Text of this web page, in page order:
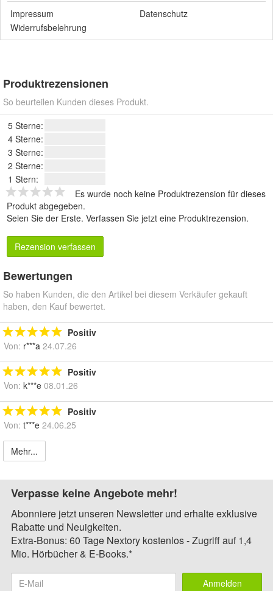
Impressum
Datenschutz
Widerrufsbelehrung
Produktrezensionen
So beurteilen Kunden dieses Produkt.
5 Sterne:
4 Sterne:
3 Sterne:
2 Sterne:
1 Stern:
Es wurde noch keine Produktrezension für dieses
Produkt abgegeben.
Seien Sie der Erste. Verfassen Sie jetzt eine Produktrezension.
Rezension verfassen
Bewertungen
So haben Kunden, die den Artikel bei diesem Verkäufer gekauft
haben, den Kauf bewertet.
Positiv
Von: r***a 24.07.26
Positiv
Von: k***e 08.01.26
Positiv
Von: t***e 24.06.25
Mehr...
Verpasse keine Angebote mehr!
Abonniere jetzt unseren Newsletter und erhalte exklusive
Rabatte und Neuigkeiten.
Extra-Bonus: 60 Tage Nextory kostenlos - Zugriff auf 1,4
Mio. Hörbücher & E-Books.*
Anmelden